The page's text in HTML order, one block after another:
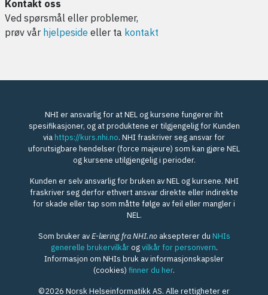
Kontakt oss
Ved spørsmål eller problemer,
prøv vår hjelpeside eller ta kontakt
NHI er ansvarlig for at NEL og kursene fungerer iht
spesifikasjoner, og at produktene er tilgjengelig for Kunden
via https://kurs.nhi.no. NHI fraskriver seg ansvar for
uforutsigbare hendelser (force majeure) som kan gjøre NEL
og kursene utilgjengelig i perioder.
Kunden er selv ansvarlig for bruken av NEL og kursene. NHI
fraskriver seg derfor ethvert ansvar direkte eller indirekte
for skade eller tap som måtte følge av feil eller mangler i
NEL.
Som bruker avE-læring fra NHI.noaksepterer du NHIs
generelle brukervilkårogvilkår for personvern.
Informasjon om NHIs bruk av informasjonskapsler
(cookies) finner du her.
©2026 Norsk Helseinformatikk AS. Alle rettigheter er